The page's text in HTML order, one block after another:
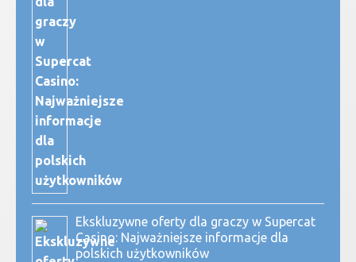
Ekskluzywne oferty dla graczy w Supercat
Casino: Najważniejsze informacje dla
polskich użytkowników